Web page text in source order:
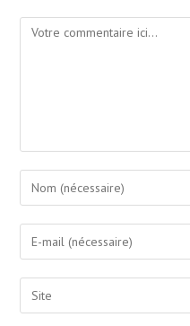
Comment
Enter
your
name
comment
Enter
your
email
address
Saisir
l’URL